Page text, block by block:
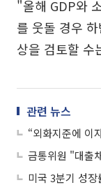
"올해 GDP와
를 웃돌 경우
상을 검토할 수
관련 뉴스